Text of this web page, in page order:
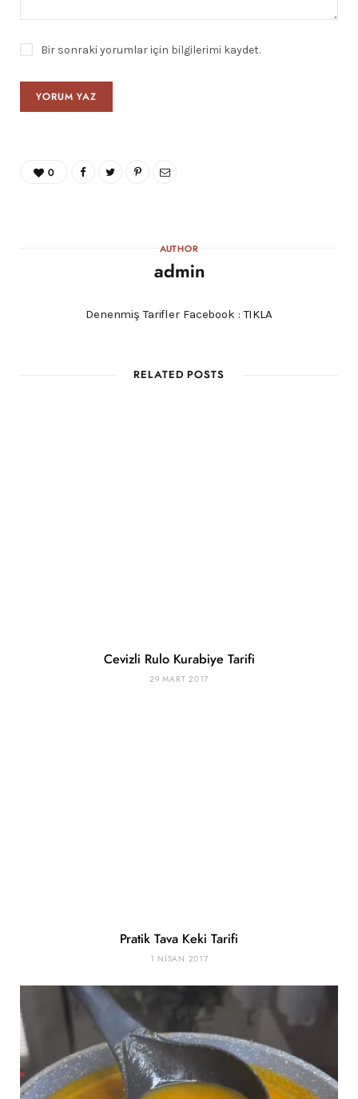
Bir sonraki yorumlar için bilgilerimi kaydet.
0
AUTHOR
admin
Denenmiş Tarifler Facebook :TIKLA
RELATED POSTS
Cevizli Rulo Kurabiye Tarifi
29 MART 2017
Pratik Tava Keki Tarifi
1 NISAN 2017